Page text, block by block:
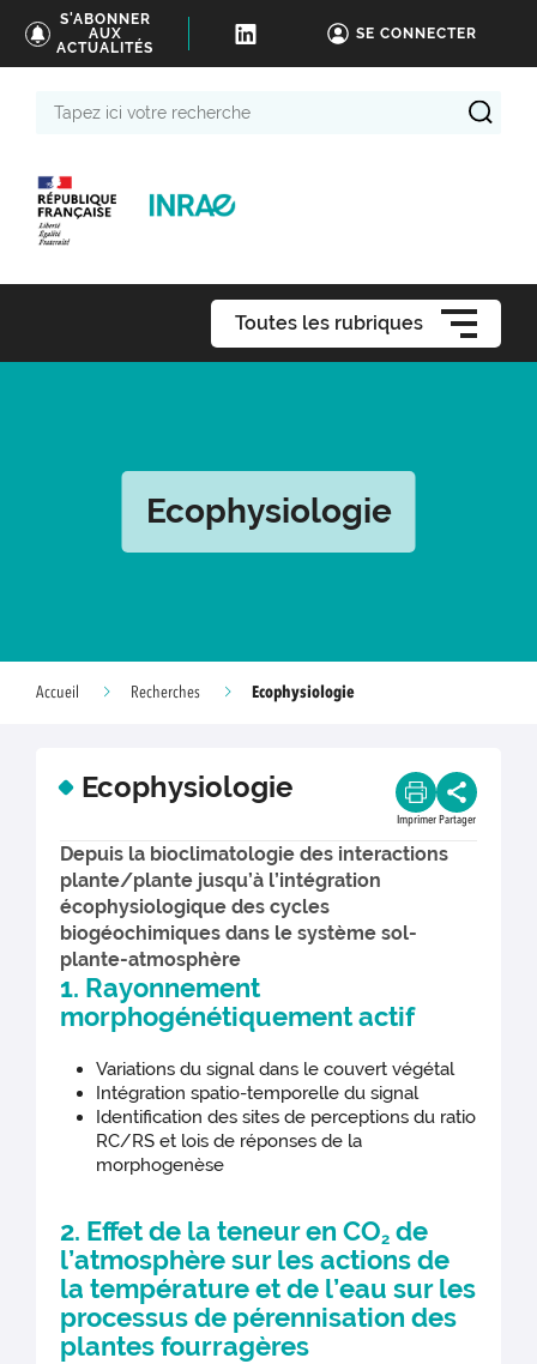
S'ABONNER
AUX
ACTUALITÉS
SE CONNECTER
Toutes les rubriques
Ecophysiologie
Accueil Recherches Ecophysiologie
Ecophysiologie
Imprimer Partager
Depuis la bioclimatologie des interactions
plante/plante jusqu’à l’intégration
écophysiologique des cycles
biogéochimiques dans le système sol-
plante-atmosphère
1. Rayonnement
morphogénétiquement actif
Variations du signal dans le couvert végétal
Intégration spatio-temporelle du signal
Identification des sites de perceptions du ratio
RC/RS et lois de réponses de la
morphogenèse
2. Effet de la teneur en CO2 de
l’atmosphère sur les actions de
la température et de l’eau sur les
processus de pérennisation des
plantes fourragères